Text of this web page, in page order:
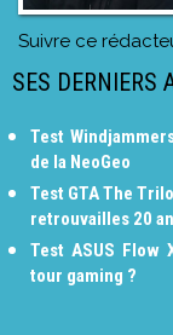
Suivre ce
SES DERNIERS
Test
de la NeoGeo
Test GTA The
retrouvailles 20
Test ASUS Flow
tour gaming ?